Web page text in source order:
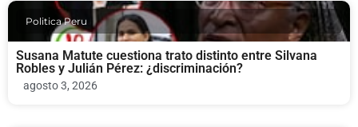
Politica Peru
Susana Matute cuestiona trato distinto entre Silvana
Robles y Julián Pérez: ¿discriminación?
agosto 3, 2026